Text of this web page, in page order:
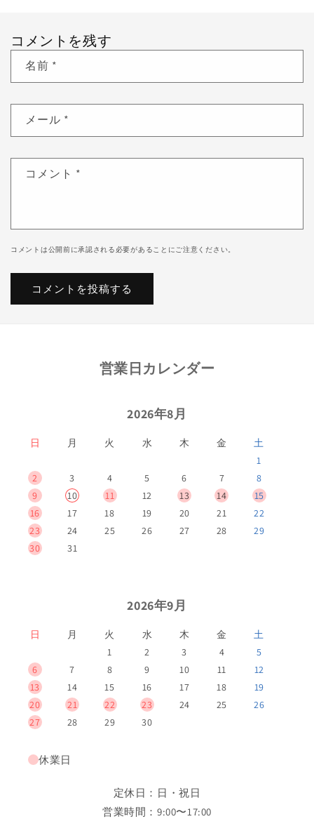
コメントを残す
名前 *
メール *
コメント *
コメントは公開前に承認される必要があることにご注意ください。
営業日カレンダー
2026年8月
日 月 火 水 木 金
土
1
2
3 4 5 6 7
8
9
10 11 12 13 14
15
16
17 18 19 20 21
22
23
24 25 26 27 28
29
30
31
2026年9月
日 月 火 水 木 金
土
1
2 3 4
5
6
7 8 9 10 11
12
13
14 15 16 17 18
19
20
21 22 23 24 25
26
27
28 29 30
休業日
定休日：日・祝日
営業時間：9:00〜17:00